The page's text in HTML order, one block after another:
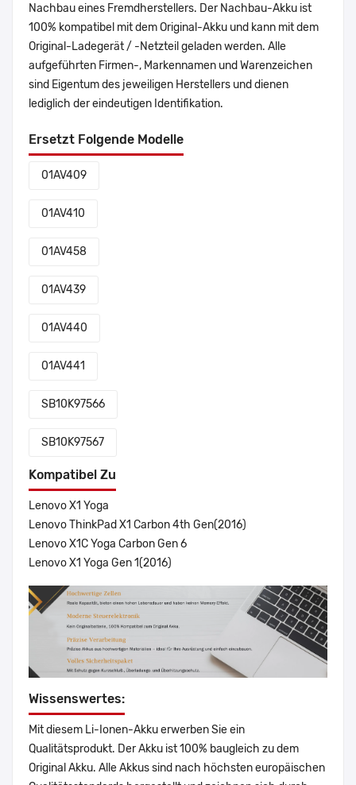
Nachbau eines Fremdherstellers. Der Nachbau-Akku ist
100% kompatibel mit dem Original-Akku und kann mit dem
Original-Ladegerät / -Netzteil geladen werden. Alle
aufgeführten Firmen-, Markennamen und Warenzeichen
sind Eigentum des jeweiligen Herstellers und dienen
lediglich der eindeutigen Identifikation.
Ersetzt Folgende Modelle
01AV409
01AV410
01AV458
01AV439
01AV440
01AV441
SB10K97566
SB10K97567
Kompatibel Zu
Lenovo X1 Yoga
Lenovo ThinkPad X1 Carbon 4th Gen(2016)
Lenovo X1C Yoga Carbon Gen 6
Lenovo X1 Yoga Gen 1(2016)
Wissenswertes:
Mit diesem Li-Ionen-Akku erwerben Sie ein
Qualitätsprodukt. Der Akku ist 100% baugleich zu dem
Original Akku. Alle Akkus sind nach höchsten europäischen